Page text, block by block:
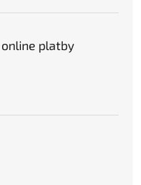
platby